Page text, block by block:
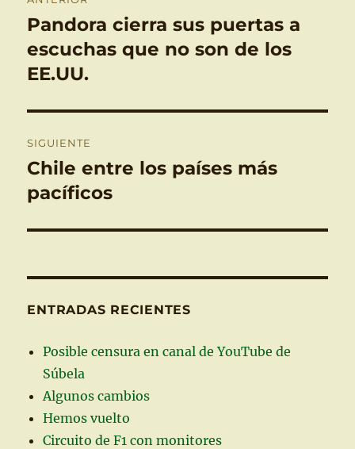
de
entradas
Entrada
anterior:
Pandora cierra sus puertas a
escuchas que no son de los
EE.UU.
SIGUIENTE
Entrada
siguiente:
Chile entre los países más
pacíficos
ENTRADAS RECIENTES
Posible censura en canal de YouTube de
Súbela
Algunos cambios
Hemos vuelto
Circuito de F1 con monitores